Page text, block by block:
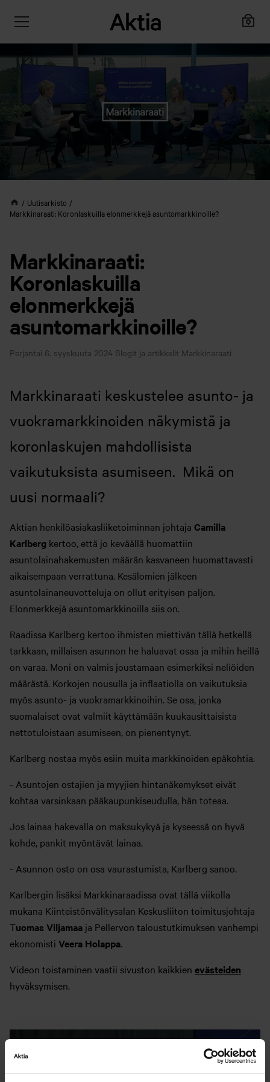
Uutisarkisto
Markkinaraati: Koronlaskuilla elonmerkkejä asuntomarkkinoille?
Markkinaraati:
Koronlaskuilla
elonmerkkejä
asuntomarkkinoille?
Perjantai 6. syyskuuta 2024 Blogit ja artikkelit Markkinaraati
Markkinaraati keskustelee asunto- ja
vuokramarkkinoiden näkymistä ja
koronlaskujen mahdollisista
vaikutuksista asumiseen. Mikä on
uusi normaali?
Aktian henkilöasiakasliiketoiminnan johtaja Camilla
Karlberg kertoo, että jo keväällä huomattiin
asuntolainahakemusten määrän kasvaneen huomattavasti
aikaisempaan verrattuna. Kesälomien jälkeen
asuntolainaneuvotteluja on ollut erityisen paljon.
Elonmerkkejä asuntomarkkinoilla siis on.
Raadissa Karlberg kertoo ihmisten miettivän tällä hetkellä
tarkkaan, millaisen asunnon he haluavat osaa ja mihin heillä
on varaa. Moni on valmis joustamaan esimerkiksi neliöiden
määrästä. Korkojen nousulla ja inflaatiolla on vaikutuksia
myös asunto- ja vuokramarkkinoihin. Se osa, jonka
suomalaiset ovat valmiit käyttämään kuukausittaisista
nettotuloistaan asumiseen, on pienentynyt.
Karlberg nostaa myös esiin muita markkinoiden epäkohtia.
- Asuntojen ostajien ja myyjien hintanäkemykset eivät
kohtaa varsinkaan pääkaupunkiseudulla, hän toteaa.
Jos lainaa hakevalla on maksukykyä ja kyseessä on hyvä
kohde, pankit myöntävät lainaa.
- Asunnon osto on osa vaurastumista, Karlberg sanoo.
Karlbergin lisäksi Markkinaraadissa ovat tällä viikolla
mukana Kiinteistönvälitysalan Keskusliiton toimitusjohtaja
Tuomas Viljamaa ja Pellervon taloustutkimuksen vanhempi
ekonomisti Veera Holappa.
Videon toistaminen vaatii sivuston kaikkien evästeiden
hyväksymisen.